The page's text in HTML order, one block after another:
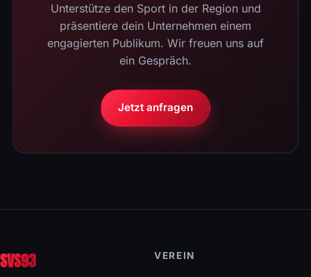
Unterstütze den Sport in der Region und
präsentiere dein Unternehmen einem
engagierten Publikum. Wir freuen uns auf
ein Gespräch.
Jetzt anfragen
SVS93 VEREIN